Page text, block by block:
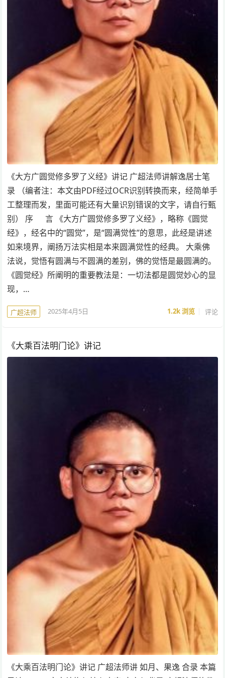
《大方广圆觉修多罗了义经》讲记 广超法师讲解逸居士笔
录 （编者注：本文由PDF经过OCR识别转换而来，经简单手
工整理而发，里面可能还有大量识别错误的文字，请自行甄
别） 序 言 《大方广圆觉修多罗了义经》，略称《圆觉
经》，经名中的“圆觉”，是“圆满觉性”的意思，此经是讲述
如来境界，阐扬万法实相是本来圆满觉性的经典。 大乘佛
法说，觉悟有圆满与不圆满的差别，佛的觉悟是最圆满的。
《圆觉经》所阐明的重要教法是：一切法都是圆觉妙心的显
现，…
广超法师 2025年4月5日 1.2k浏览 评论
《大乘百法明门论》讲记
《大乘百法明门论》讲记 广超法师讲 如月、果逸 合录 本篇